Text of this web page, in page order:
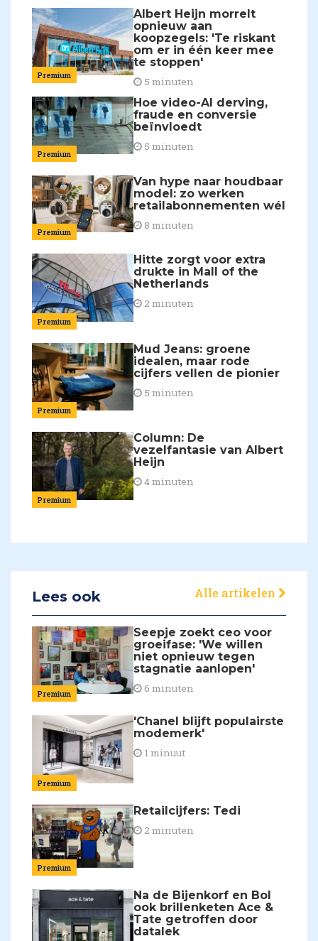
Premium
Albert Heijn morrelt
opnieuw aan
koopzegels: 'Te riskant
om er in één keer mee
te stoppen'
5 minuten
Premium
Hoe video-AI derving,
fraude en conversie
beïnvloedt
5 minuten
Premium
Van hype naar houdbaar
model: zo werken
retailabonnementen wél
8 minuten
Premium
Hitte zorgt voor extra
drukte in Mall of the
Netherlands
2 minuten
Premium
Mud Jeans: groene
idealen, maar rode
cijfers vellen de pionier
5 minuten
Premium
Column: De
vezelfantasie van Albert
Heijn
4 minuten
Lees ook Alle artikelen
Premium
Seepje zoekt ceo voor
groeifase: 'We willen
niet opnieuw tegen
stagnatie aanlopen'
6 minuten
Premium
'Chanel blijft populairste
modemerk'
1 minuut
Premium
Retailcijfers: Tedi
2 minuten
Na de Bijenkorf en Bol
ook brillenketen Ace &
Tate getroffen door
datalek